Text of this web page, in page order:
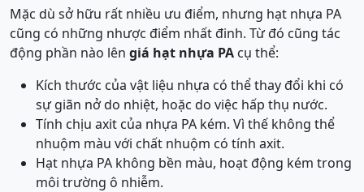
Mặc dù sở hữu rất nhiều ưu điểm, nhưng hạt nhựa PA
cũng có những nhược điểm nhất đinh. Từ đó cũng tác
động phần nào lên giá hạt nhựa PA cụ thể:
Kích thước của vật liệu nhựa có thể thay đổi khi có
sự giãn nở do nhiệt, hoặc do việc hấp thụ nước.
Tính chịu axit của nhựa PA kém. Vì thế không thể
nhuộm màu với chất nhuộm có tính axit.
Hạt nhựa PA không bền màu, hoạt động kém trong
môi trường ô nhiễm.